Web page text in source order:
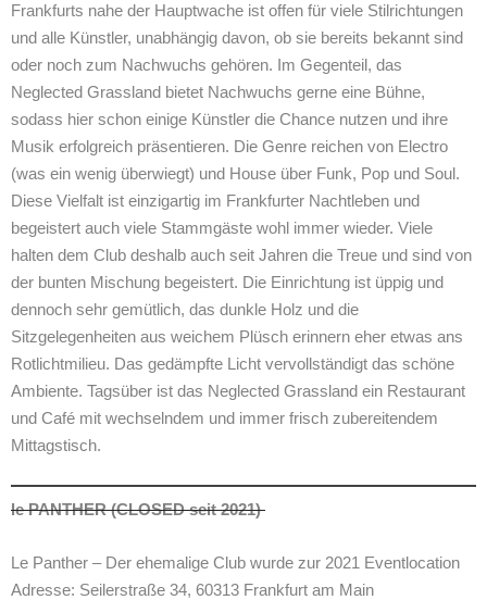
Frankfurts nahe der Hauptwache ist offen für viele Stilrichtungen
und alle Künstler, unabhängig davon, ob sie bereits bekannt sind
oder noch zum Nachwuchs gehören. Im Gegenteil, das
Neglected Grassland bietet Nachwuchs gerne eine Bühne,
sodass hier schon einige Künstler die Chance nutzen und ihre
Musik erfolgreich präsentieren. Die Genre reichen von Electro
(was ein wenig überwiegt) und House über Funk, Pop und Soul.
Diese Vielfalt ist einzigartig im Frankfurter Nachtleben und
begeistert auch viele Stammgäste wohl immer wieder. Viele
halten dem Club deshalb auch seit Jahren die Treue und sind von
der bunten Mischung begeistert. Die Einrichtung ist üppig und
dennoch sehr gemütlich, das dunkle Holz und die
Sitzgelegenheiten aus weichem Plüsch erinnern eher etwas ans
Rotlichtmilieu. Das gedämpfte Licht vervollständigt das schöne
Ambiente. Tagsüber ist das Neglected Grassland ein Restaurant
und Café mit wechselndem und immer frisch zubereitendem
Mittagstisch.
le PANTHER (CLOSED seit 2021)
Le Panther – Der ehemalige Club wurde zur 2021 Eventlocation
Adresse: Seilerstraße 34, 60313 Frankfurt am Main